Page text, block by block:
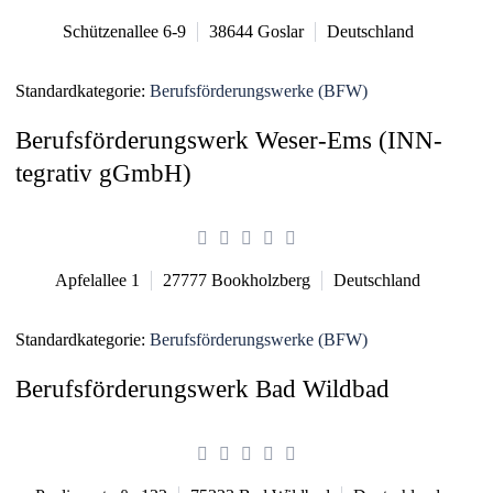
Schützenallee 6-9 38644 Goslar Deutschland
Standardkategorie: Berufsförderungswerke (BFW)
Berufsförderungswerk Weser-Ems (INN-
tegrativ gGmbH)
Apfelallee 1 27777 Bookholzberg Deutschland
Standardkategorie: Berufsförderungswerke (BFW)
Berufsförderungswerk Bad Wildbad